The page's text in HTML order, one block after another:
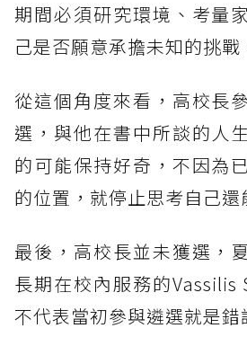
期間必須研究環境、考量
己是否願意承擔未知的挑戰
從這個角度來看，高校長
選，與他在書中所談的人
的可能保持好奇，不因為
的位置，就停止思考自己還
最後，高校長並未獲選，
長期在校內服務的Vassilis
不代表當初參與遴選就是錯